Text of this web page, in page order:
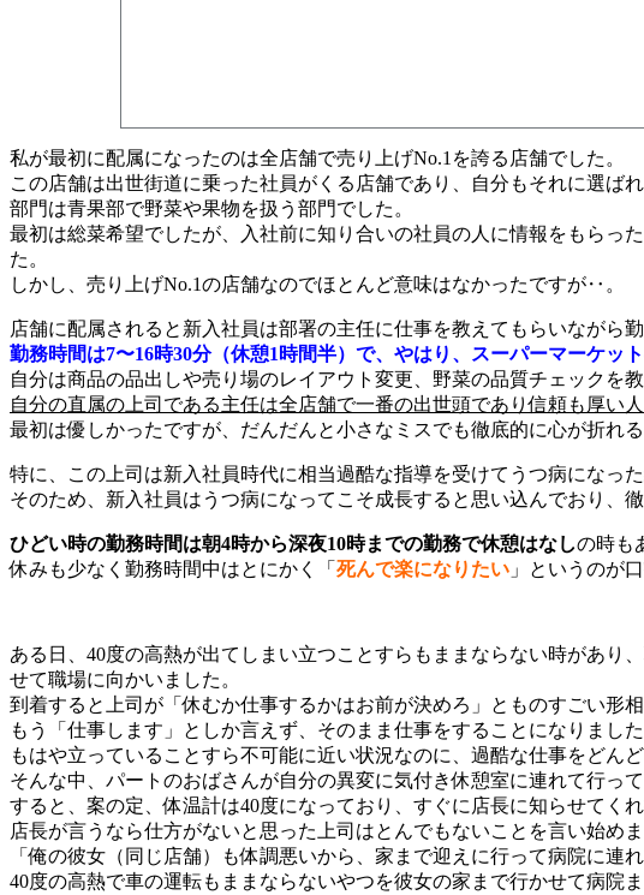
私が最初に配属になったのは全店舗で売り上げNo.1を誇る店舗でした。
この店舗は出世街道に乗った社員がくる店舗であり、自分もそれに選ば
部門は青果部で野菜や果物を扱う部門でした。
最初は総菜希望でしたが、入社前に知り合いの社員の人に情報をもらっ
た。
しかし、売り上げNo.1の店舗なのでほとんど意味はなかったですが‥。
店舗に配属されると新入社員は部署の主任に仕事を教えてもらいながら勤
勤務時間は7〜16時30分（休憩1時間半）で、やはり、スーパーマーケ
自分は商品の品出しや売り場のレイアウト変更、野菜の品質チェックを教
自分の直属の上司である主任は全店舗で一番の出世頭であり信頼も厚い
最初は優しかったですが、だんだんと小さなミスでも徹底的に心が折れ
特に、この上司は新入社員時代に相当過酷な指導を受けてうつ病になった
そのため、新入社員はうつ病になってこそ成長すると思い込んでおり、
ひどい時の勤務時間は朝4時から深夜10時までの勤務で休憩はなしの時も
休みも少なく勤務時間中はとにかく「 死んで楽になりたい 」というのが
ある日、40度の高熱が出てしまい立つことすらもままならない時があ
せて職場に向かいました。
到着すると上司が「休むか仕事するかはお前が決めろ」とものすごい形
もう「仕事します」としか言えず、そのまま仕事をすることになりました
もはや立っていることすら不可能に近い状況なのに、過酷な仕事をどん
そんな中、パートのおばさんが自分の異変に気付き休憩室に連れて行っ
すると、案の定、体温計は40度になっており、すぐに店長に知らせてく
店長が言うなら仕方がないと思った上司はとんでもないことを言い始めま
「俺の彼女（同じ店舗）も体調悪いから、家まで迎えに行って病院に連
40度の高熱で車の運転もままならないやつを彼女の家まで行かせて病